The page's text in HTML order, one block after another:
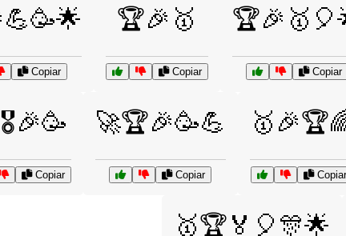
Copiar
🏆🎉🥇
Copiar Copiar
Copiar
🚀🏆🎉🥳💪
Copiar Copiar
🥇🏆🏅🎈🎊🌟